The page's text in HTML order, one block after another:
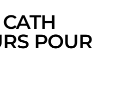
POUR